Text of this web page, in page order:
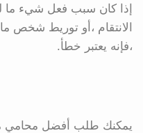
إذا كان سبب فعل شيء ما
الانتقام ،أو توريط شخص
،فإنه يعتبر خطأ.
يمكنك طلب أفضل محامي